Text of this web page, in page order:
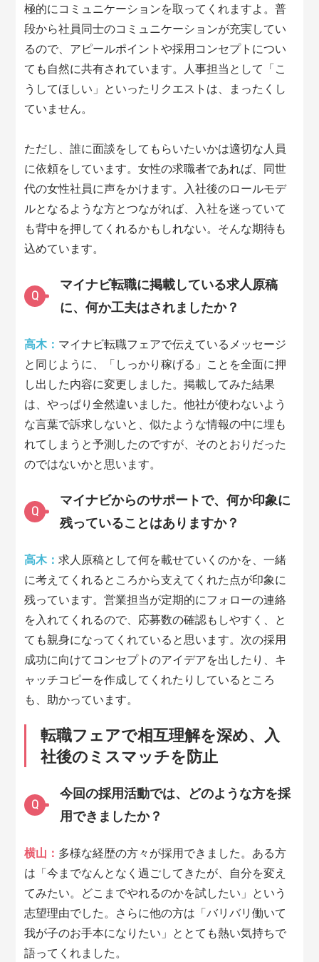
極的にコミュニケーションを取ってくれますよ。普
段から社員同士のコミュニケーションが充実してい
るので、アピールポイントや採用コンセプトについ
ても自然に共有されています。人事担当として「こ
うしてほしい」といったリクエストは、まったくし
ていません。
ただし、誰に面談をしてもらいたいかは適切な人員
に依頼をしています。女性の求職者であれば、同世
代の女性社員に声をかけます。入社後のロールモデ
ルとなるような方とつながれば、入社を迷っていて
も背中を押してくれるかもしれない。そんな期待も
込めています。
Q
マイナビ転職に掲載している求人原稿
に、何か工夫はされましたか？
高木： マイナビ転職フェアで伝えているメッセージ
と同じように、「しっかり稼げる」ことを全面に押
し出した内容に変更しました。掲載してみた結果
は、やっぱり全然違いました。他社が使わないよう
な言葉で訴求しないと、似たような情報の中に埋も
れてしまうと予測したのですが、そのとおりだった
のではないかと思います。
Q
マイナビからのサポートで、何か印象に
残っていることはありますか？
高木：求人原稿として何を載せていくのかを、一緒
に考えてくれるところから支えてくれた点が印象に
残っています。営業担当が定期的にフォローの連絡
を入れてくれるので、応募数の確認もしやすく、と
ても親身になってくれていると思います。次の採用
成功に向けてコンセプトのアイデアを出したり、キ
ャッチコピーを作成してくれたりしているところ
も、助かっています。
転職フェアで相互理解を深め、入
社後のミスマッチを防止
Q
今回の採用活動では、どのような方を採
用できましたか？
横山： 多様な経歴の方々が採用できました。ある方
は「今までなんとなく過ごしてきたが、自分を変え
てみたい。どこまでやれるのかを試したい」という
志望理由でした。さらに他の方は「バリバリ働いて
我が子のお手本になりたい」ととても熱い気持ちで
語ってくれました。